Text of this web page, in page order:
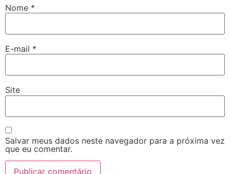
Nome *
E-mail *
Site
Salvar meus dados neste navegador para a próxima vez
que eu comentar.